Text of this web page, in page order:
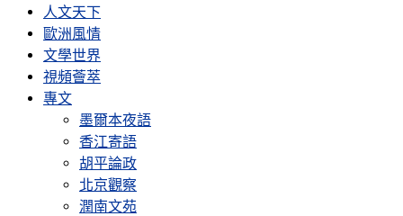
人文天下
歐洲風情
文學世界
視頻薈萃
專文
墨爾本夜語
香江寄語
胡平論政
北京觀察
潤南文苑